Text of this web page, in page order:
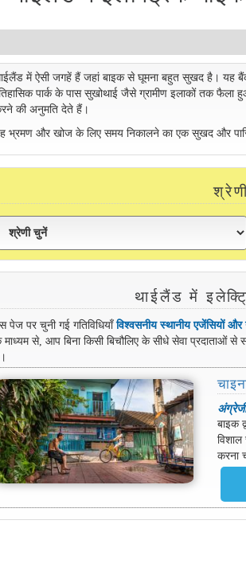
में ऐसी जगहें हैं जहां बाइक से घूमना बहुत सुखद है। यह
पार्क के पास सुखोथाई जैसे ग्रामीण इलाकों तक
की अनुमति देते हैं।
भ्रमण और खोज के लिए समय निकालने का एक सुखद और
थाईलैंड में
पेज पर चुनी गई गतिविधियाँविश्वसनीय स्थानीय एजेंसियों और
से, आप बिना किसी बिचौलिए के सीधे सेवा प्रदाताओं
बाइक
करना